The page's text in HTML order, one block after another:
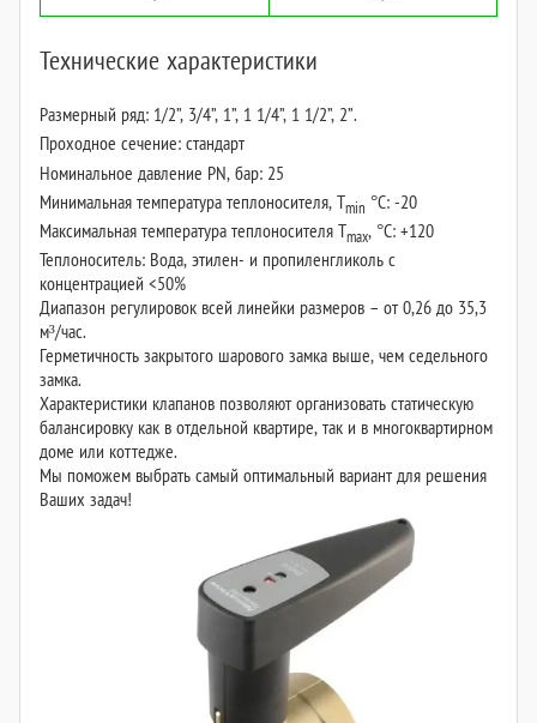
Технические характеристики
Размерный ряд: 1/2”, 3/4”, 1”, 1 1/4”, 1 1/2”, 2”.
Проходное сечение: стандарт
Номинальное давление PN, бар: 25
Минимальная температура теплоносителя, Tmin °С: -20
Максимальная температура теплоносителя Tmax, °С: +120
Теплоноситель: Вода, этилен- и пропиленгликоль с
концентрацией <50%
Диапазон регулировок всей линейки размеров – от 0,26 до 35,3
м³/час.
Герметичность закрытого шарового замка выше, чем седельного
замка.
Характеристики клапанов позволяют организовать статическую
балансировку как в отдельной квартире, так и в многоквартирном
доме или коттедже.
Мы поможем выбрать самый оптимальный вариант для решения
Ваших задач!